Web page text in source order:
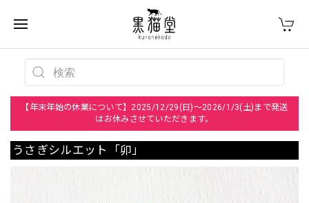
【年末年始の休業について】2025/12/29(日)～2026/1/3(土)まで発送
はお休みさせていただきます。
うさぎシルエット「卯」